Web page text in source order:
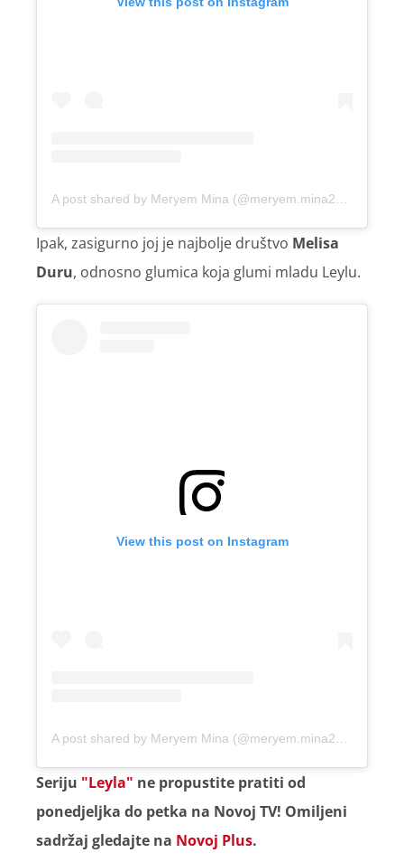
Ipak, zasigurno joj je najbolje društvo Melisa
Duru, odnosno glumica koja glumi mladu Leylu.
View this post on Instagram
Seriju "Leyla" ne propustite pratiti od
ponedjeljka do petka na Novoj TV! Omiljeni
sadržaj gledajte na Novoj Plus.